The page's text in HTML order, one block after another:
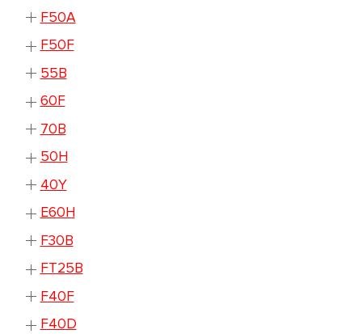
F50A
F50F
55B
60F
70B
50H
40Y
E60H
F30B
FT25B
F40F
F40D